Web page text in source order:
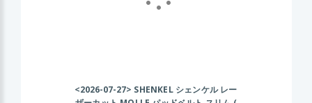
<2026-07-27> SHENKEL シェンケル レー